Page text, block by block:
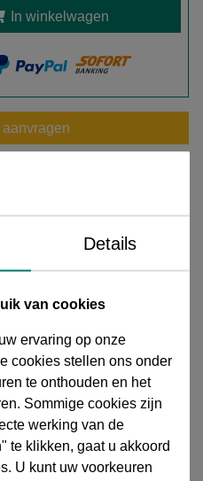
In winkelwagen
aanvragen
aanvragen
4" BSP 2 x bi.dr., Nr. 90,
Destalen
een stevige, lekdichte en
leidingsystemen.
afwerking zijn ze uitstekend
gebruik in veeleisende
Details
van cookies
ervaring op onze
cookies stellen ons onder
te onthouden en het
Sommige cookies zijn
werking van de
te klikken, gaat u akkoord
U kunt uw voorkeuren